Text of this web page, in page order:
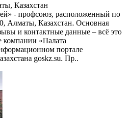
Казахстан
- профсоюз, расположенный по
Алматы, Казахстан. Основная
и контактные данные – всё это
компании «Палата
портале
goskz.su. Пр..